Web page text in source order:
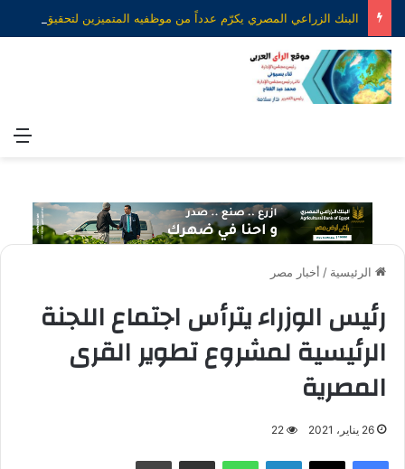
الرئيسية / أخبار مصر
رئيس الوزراء يترأس اجتماع اللجنة
الرئيسية لمشروع تطوير القرى
المصرية
26 يناير، 2021 22
فيسبوك X لينكدإن واتساب مشاركة عبر البريد طباعة